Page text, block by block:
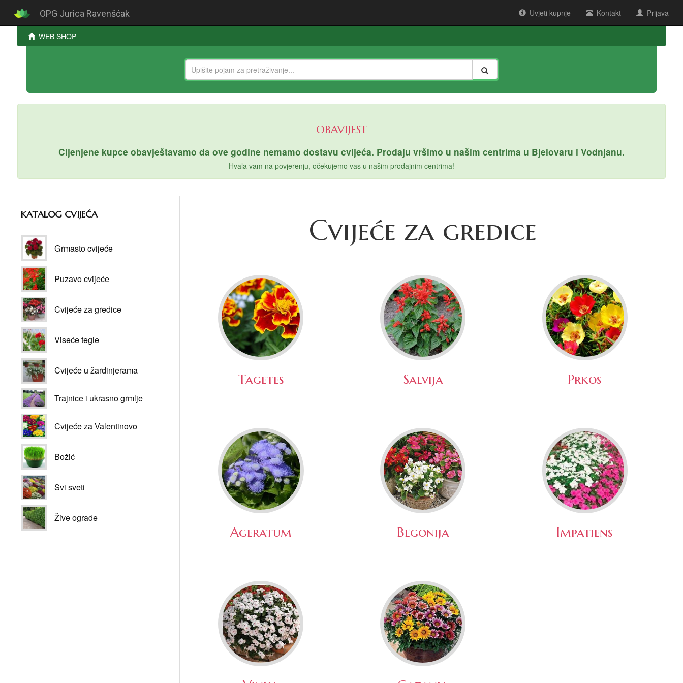
OPG Jurica Ravenšćak Uvjeti kupnje Kontakt Prijava
WEB SHOP
OBAVIJEST
Cijenjene kupce obavještavamo da ove godine nemamo dostavu cvijeća. Prodaju vršimo u našim centrima u Bjelovaru i Vodnjanu.
Hvala vam na povjerenju, očekujemo vas u našim prodajnim centrima!
Cvijeće za gredice
Tagetes Salvija Prkos
Ageratum Begonija Impatiens
KATALOG CVIJEĆA
Grmasto cvijeće
Puzavo cvijeće
Cvijeće za gredice
Viseće tegle
Cvijeće u žardinjerama
Trajnice i ukrasno grmlje
Cvijeće za Valentinovo
Božić
Svi sveti
Žive ograde